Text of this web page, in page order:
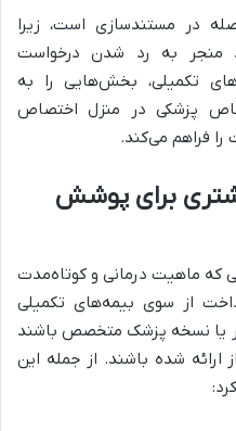
در مستندسازی است، زیرا
منجر به رد شدن درخواست
تکمیلی، بخش‌هایی را به
پزشکی در منزل اختصاص
را فراهم می‌کند.
برای پوشش
که ماهیت درمانی و کوتاه‌مدت
از سوی بیمه‌های تکمیلی
یا نسخه پزشک متخصص باشند
ارائه شده باشند. از جمله این